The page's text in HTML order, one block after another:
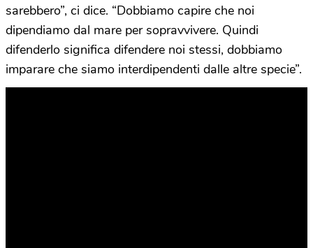
sarebbero”, ci dice. “Dobbiamo capire che noi
dipendiamo dal mare per sopravvivere. Quindi
difenderlo significa difendere noi stessi, dobbiamo
imparare che siamo interdipendenti dalle altre specie”.